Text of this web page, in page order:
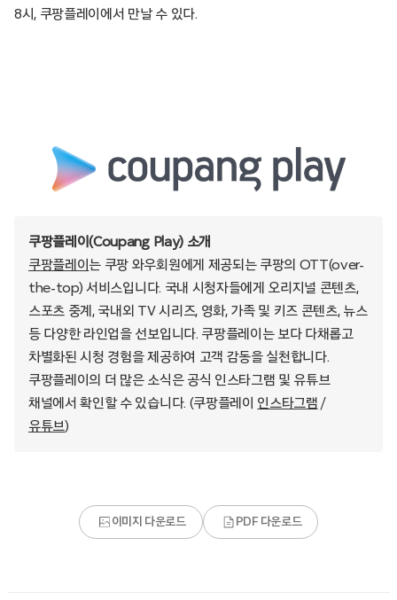
8시, 쿠팡플레이에서 만날 수 있다.
쿠팡플레이(Coupang Play) 소개
쿠팡플레이 는 쿠팡 와우회원에게 제공되는 쿠팡의 OTT(over-
the-top) 서비스입니다. 국내 시청자들에게 오리지널 콘텐츠,
스포츠 중계, 국내외 TV 시리즈, 영화, 가족 및 키즈 콘텐츠, 뉴스
등 다양한 라인업을 선보입니다. 쿠팡플레이는 보다 다채롭고
차별화된 시청 경험을 제공하여 고객 감동을 실천합니다.
쿠팡플레이의 더 많은 소식은 공식 인스타그램 및 유튜브
채널에서 확인할 수 있습니다. (쿠팡플레이 인스타그램 /
유튜브)
이미지 다운로드 PDF 다운로드